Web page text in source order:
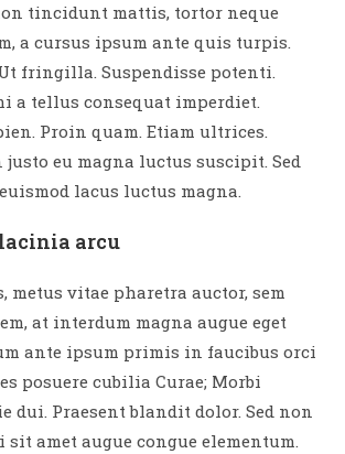
tincidunt mattis, tortor neque
a cursus ipsum ante quis turpis.
fringilla. Suspendisse potenti.
a tellus consequat imperdiet.
Proin quam. Etiam ultrices.
justo eu magna luctus suscipit. Sed
lacus luctus magna.
arcu
metus vitae pharetra auctor, sem
at interdum magna augue eget
ante ipsum primis in faucibus orci
posuere cubilia Curae; Morbi
dui. Praesent blandit dolor. Sed non
sit amet augue congue elementum.